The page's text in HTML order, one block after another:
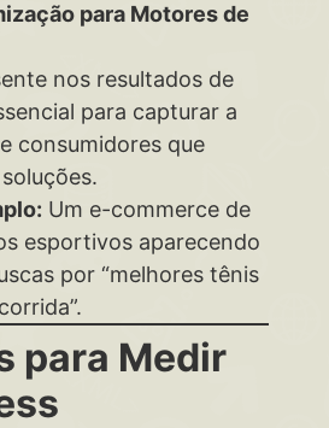
para Motores de
nos resultados de
para capturar a
consumidores que
Um e-commerce de
esportivos aparecendo
por “melhores tênis
para Medir